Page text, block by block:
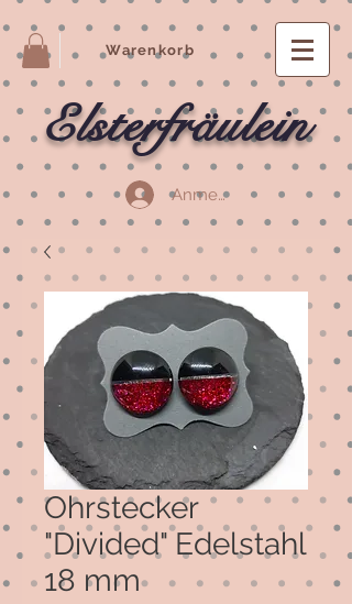
Warenkorb
Elsterfräulein
Anmelden
Ohrstecker
"Divided" Edelstahl
18 mm